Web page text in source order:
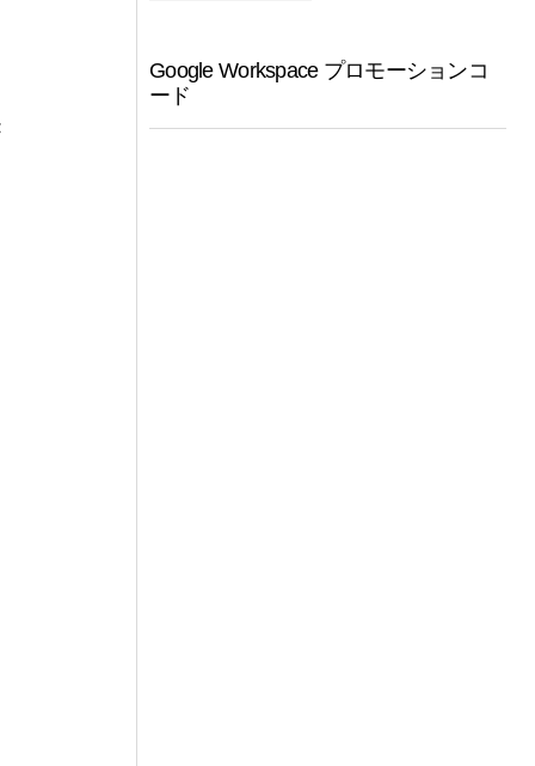
Google Workspace プロモーションコ
ード